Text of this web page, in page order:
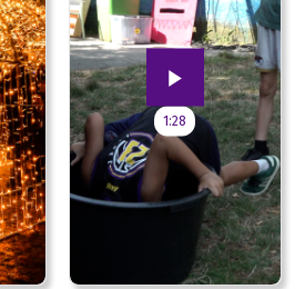
1:28